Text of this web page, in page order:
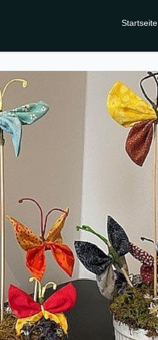
Startseite